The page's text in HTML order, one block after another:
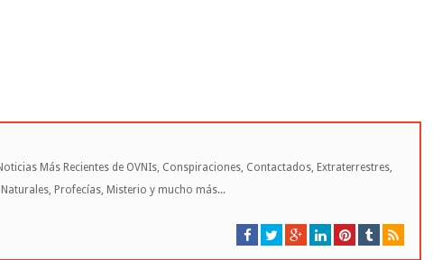
Más Recientes de OVNIs, Conspiraciones, Contactados, Extraterrestres,
Profecías, Misterio y mucho más...